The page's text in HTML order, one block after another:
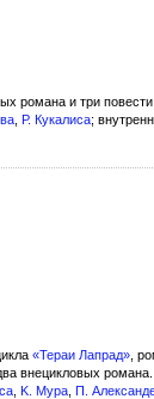
романа и три повести.
, Р. Кукалиса;
«Тераи Лапрад» ,
внецикловых романа.
K. Мура ,П.